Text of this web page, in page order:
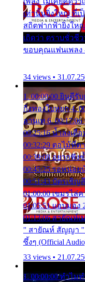
เท่านั้นยิ่งใหญ่ ที่เ
สถิตฟากฟ้ายิ่งให
เถิดว่า ตราบชั่วชี
ขอบคุณแฟนเพลง -
34 views •
1. 00:00:00 ยินดีรั
กิ่งทองใบหยก 4.
ลานเท 6.
00:25:16 น้ำลงเดื
00:32:29 ตอไม้ที่ต
00:39:08 อยากฟัง
00:45:25 รอหน่อย
00:51:43 บัตรเชิญ
01:00:00 เขมรไล่
01:05:51 แอบมอง
01:13:06 สายัณห์เ
" สายัณห์ สัญญา "
ซึ้งๆ (Official
33 views •
1. 00:00:00 ทำไม